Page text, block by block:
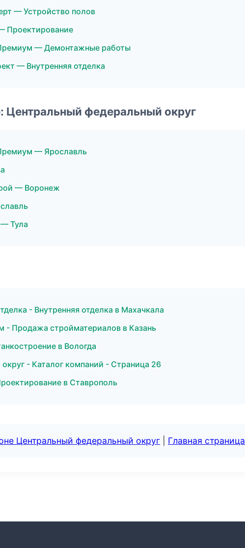
— Устройство полов
Проектирование
— Демонтажные работы
— Внутренняя отделка
Центральный федеральный округ
— Ярославль
— Воронеж
Тула
- Внутренняя отделка в Махачкала
- Продажа стройматериалов в Казань
в Вологда
- Каталог компаний - Страница 26
в Ставрополь
Центральный федеральный округ Главная страница